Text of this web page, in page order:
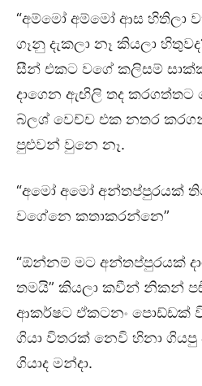
“අම්මෝ අම්මෝ ආස හිතිලා
ගෑනු දැකලා නෑ කියලා
සීන් එකට වගේ කලිසම්
දාගෙන ඇඟිලි තද
බ්ලශ් වෙච්ච එක නතර
පුළුවන් වුනෙ නෑ.
“අමෝ අමෝ අන්තප්පුරයක්
වගේනෙ කතාකරන්නෙ”
“ඕන්නම් මට අන්තප්පුරයක්
තමයි” කියලා කවීන් නිකන්
ආකර්ෂට ඒකටනං පොඩ්ඩක්
ගියා විතරක් නෙවි හිනා
ගියාද මන්දා.